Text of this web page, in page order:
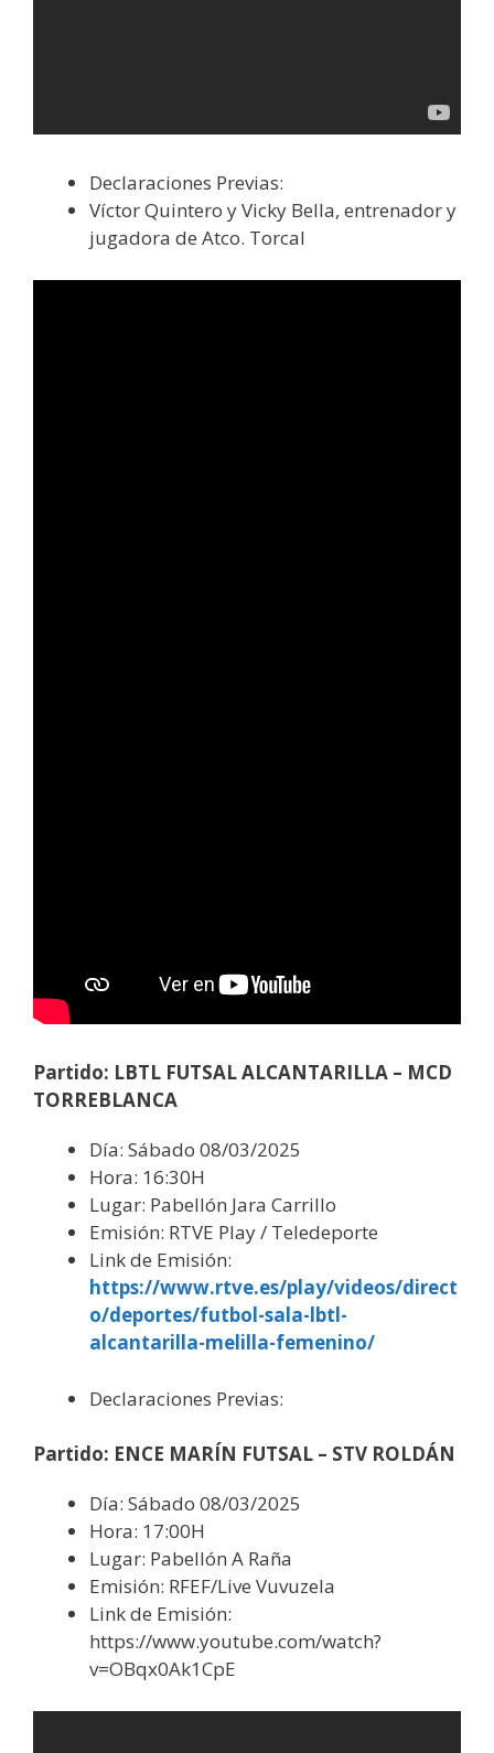
Declaraciones Previas:
Víctor Quintero y Vicky Bella, entrenador y
jugadora de Atco. Torcal
Partido: LBTL FUTSAL ALCANTARILLA – MCD
TORREBLANCA
Día: Sábado 08/03/2025
Hora: 16:30H
Lugar: Pabellón Jara Carrillo
Emisión: RTVE Play / Teledeporte
Link de Emisión:
https://www.rtve.es/play/videos/direct
o/deportes/futbol-sala-lbtl-
alcantarilla-melilla-femenino/
Declaraciones Previas:
Partido: ENCE MARÍN FUTSAL – STV ROLDÁN
Día: Sábado 08/03/2025
Hora: 17:00H
Lugar: Pabellón A Raña
Emisión: RFEF/Live Vuvuzela
Link de Emisión:
https://www.youtube.com/watch?
v=OBqx0Ak1CpE